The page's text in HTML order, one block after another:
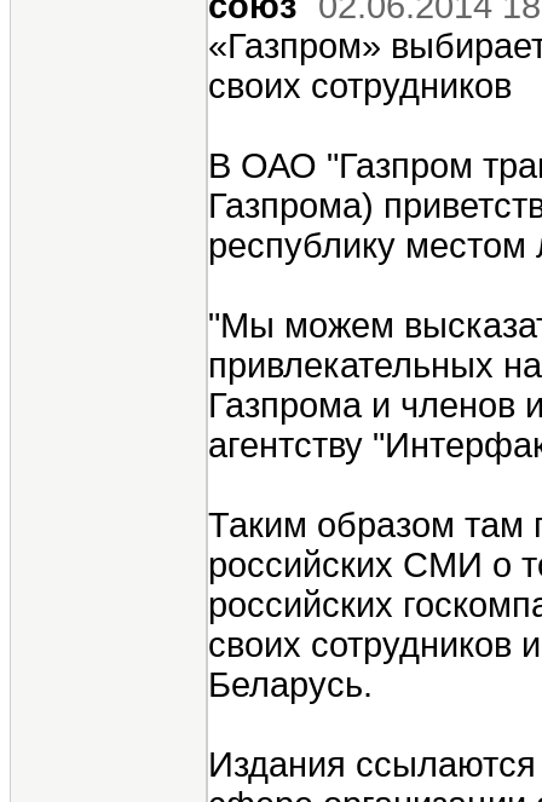
«Газпром»
своих сотрудников
В ОАО "Газпром
Газпрома)
республику местом
"Мы можем
привлекательных
Газпрома и членов
агентству
Таким образом там
российских СМИ о
российских
своих сотрудников
Беларусь.
Издания ссылаются